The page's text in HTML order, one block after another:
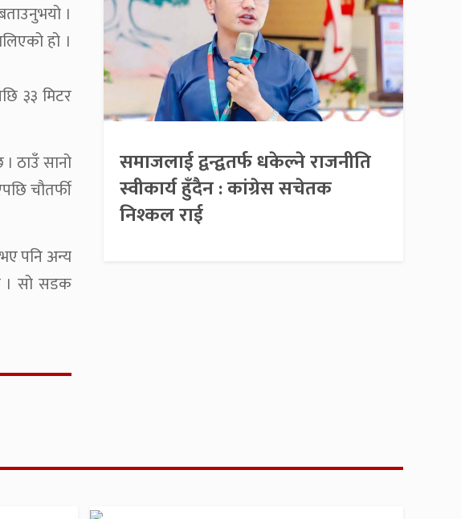
।
हो ।
३३ मिटर
ठाउँ सानो
चौतर्फी
पनि अन्य
। सो सडक
समाजलाई द्वन्द्वतर्फ धकेल्ने राजनीति
स्वीकार्य हुँदैन : कांग्रेस सचेतक
निश्कल राई